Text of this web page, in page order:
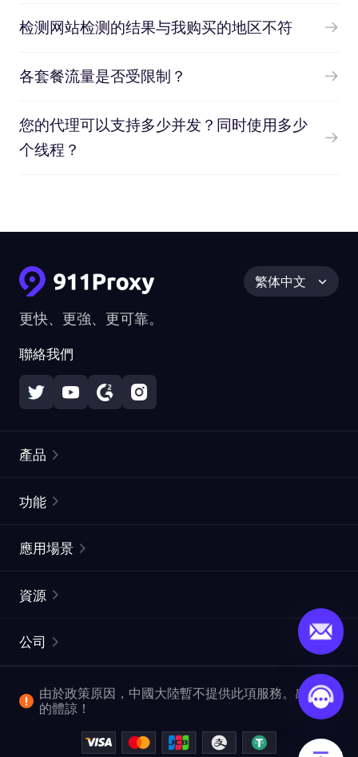
检测网站检测的结果与我购买的地区不符
各套餐流量是否受限制？
您的代理可以支持多少并发？同时使用多少
个线程？
更快、更強、更可靠。
聯絡我們
繁体中文
產品
靜態住宅代理
網頁擷取 API
視頻下載 API
功能
ISP代理
ProxySite
應用場景
市場研究
爬行和索引
查看所有使用案例
資源
常見問題解答
位置
公司
企業服務
反洗錢合規計劃
由於政策原因，中國大陸暫不提供此項服務。感謝您
的體諒！